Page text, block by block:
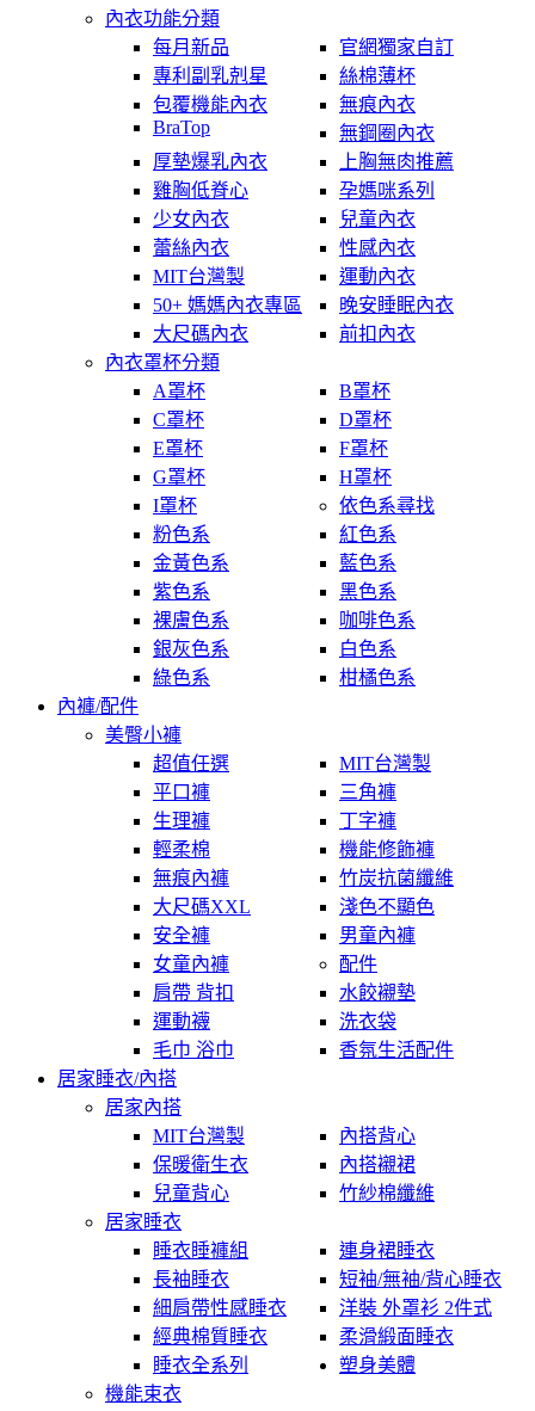
內衣功能分類
每月新品
官網獨家自訂
專利副乳剋星
絲棉薄杯
包覆機能內衣
無痕內衣
BraTop
無鋼圈內衣
厚墊爆乳內衣
上胸無肉推薦
雞胸低脊心
孕媽咪系列
少女內衣
兒童內衣
蕾絲內衣
性感內衣
MIT台灣製
運動內衣
50+ 媽媽內衣專區
晚安睡眠內衣
大尺碼內衣
前扣內衣
內衣罩杯分類
A罩杯
B罩杯
C罩杯
D罩杯
E罩杯
F罩杯
G罩杯
H罩杯
I罩杯
依色系尋找
粉色系
紅色系
金黃色系
藍色系
紫色系
黑色系
裸膚色系
咖啡色系
銀灰色系
白色系
綠色系
柑橘色系
內褲/配件
美臀小褲
超值任選
MIT台灣製
平口褲
三角褲
生理褲
丁字褲
輕柔棉
機能修飾褲
無痕內褲
竹炭抗菌纖維
大尺碼XXL
淺色不顯色
安全褲
男童內褲
女童內褲
配件
肩帶 背扣
水餃襯墊
運動襪
洗衣袋
毛巾 浴巾
香氛生活配件
居家睡衣/內搭
居家內搭
MIT台灣製
內搭背心
保暖衛生衣
內搭襯裙
兒童背心
竹紗棉纖維
居家睡衣
睡衣睡褲組
連身裙睡衣
長袖睡衣
短袖/無袖/背心睡衣
細肩帶性感睡衣
洋裝 外罩衫 2件式
經典棉質睡衣
柔滑緞面睡衣
睡衣全系列
塑身美體
機能束衣